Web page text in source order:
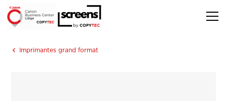
Imprimantes grand format